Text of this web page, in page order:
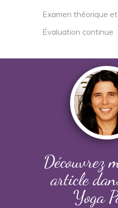
Examen théorique
Évaluation continue
Découvrez
article
Yoga